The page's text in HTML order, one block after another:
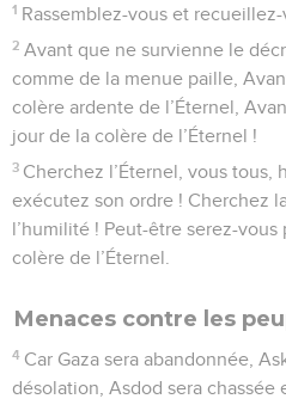
1 Rassemblez-vous et
2 Avant que ne survienne le
comme de la menue paille,
colère ardente de l’Éternel,
jour de la colère de l’Éternel !
3 Cherchez l’Éternel, vous tous,
exécutez son ordre ! Cherchez
l’humilité ! Peut-être serez-
colère de l’Éternel.
Menaces contre les
4 Car Gaza sera abandonnée,
désolation, Asdod sera chassée